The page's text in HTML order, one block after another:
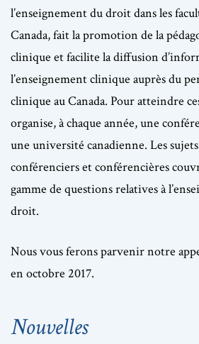
l’enseignement du droit dans les
Canada, fait la promotion de la
clinique et facilite la diffusion
l’enseignement clinique auprès du
clinique au Canada. Pour atteindre
organise, à chaque année, une
une université canadienne. Les
conférenciers et conférencières
gamme de questions relatives à
droit.
Nous vous ferons parvenir notre
en octobre 2017.
Nouvelles